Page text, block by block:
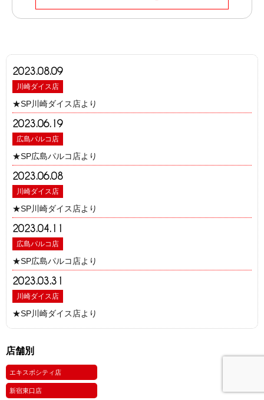
2023.08.09
川崎ダイス店
★SP川崎ダイス店より
2023.06.19
広島パルコ店
★SP広島パルコ店より
2023.06.08
川崎ダイス店
★SP川崎ダイス店より
2023.04.11
広島パルコ店
★SP広島パルコ店より
2023.03.31
川崎ダイス店
★SP川崎ダイス店より
店舗別
エキスポシティ店
新宿東口店